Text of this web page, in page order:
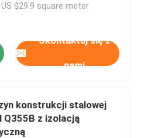
US $29.9 square meter
Skontaktuj się z
nami
konstrukcji stalowej
Q355B z izolacją